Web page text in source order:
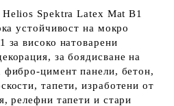
Spektra Latex Mat B1
устойчивост на мокро
за високо натоварени
за боядисване на
фибро-цимент панели, бетон,
тапети, изработени от
релефни тапети и стари